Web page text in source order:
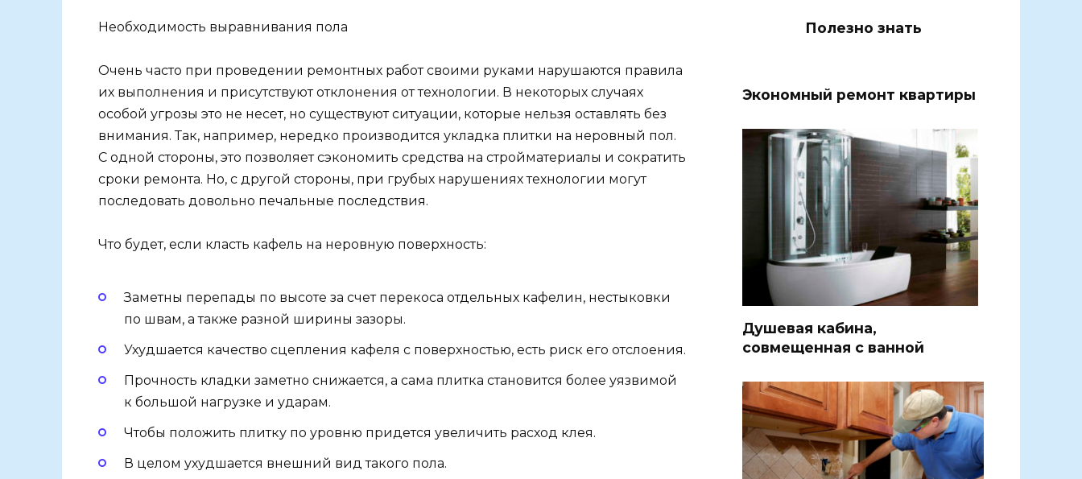
Необходимость выравнивания пола
Очень часто при проведении ремонтных работ своими руками нарушаются правила
их выполнения и присутствуют отклонения от технологии. В некоторых случаях
особой угрозы это не несет, но существуют ситуации, которые нельзя оставлять без
внимания. Так, например, нередко производится укладка плитки на неровный пол.
С одной стороны, это позволяет сэкономить средства на стройматериалы и сократить
сроки ремонта. Но, с другой стороны, при грубых нарушениях технологии могут
последовать довольно печальные последствия.
Что будет, если класть кафель на неровную поверхность:
Заметны перепады по высоте за счет перекоса отдельных кафелин, нестыковки
по швам, а также разной ширины зазоры.
Ухудшается качество сцепления кафеля с поверхностью, есть риск его отслоения.
Прочность кладки заметно снижается, а сама плитка становится более уязвимой
к большой нагрузке и ударам.
Чтобы положить плитку по уровню придется увеличить расход клея.
В целом ухудшается внешний вид такого пола.
Полезно знать
Экономный ремонт квартиры
Душевая кабина,
совмещенная с ванной